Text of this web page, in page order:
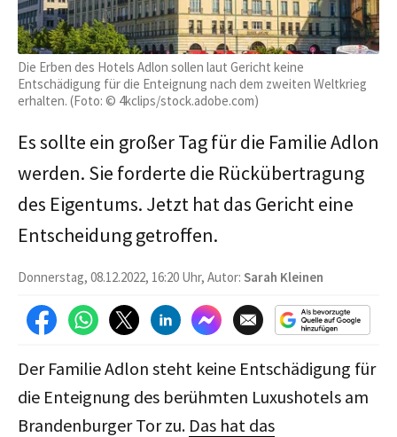
Die Erben des Hotels Adlon sollen laut Gericht keine
Entschädigung für die Enteignung nach dem zweiten Weltkrieg
erhalten. (Foto: © 4kclips/stock.adobe.com)
Es sollte ein großer Tag für die Familie Adlon
werden. Sie forderte die Rückübertragung
des Eigentums. Jetzt hat das Gericht eine
Entscheidung getroffen.
Donnerstag, 08.12.2022, 16:20 Uhr, Autor: Sarah Kleinen
Der Familie Adlon steht keine Entschädigung für
die Enteignung des berühmten Luxushotels am
Brandenburger Tor zu. Das hat das